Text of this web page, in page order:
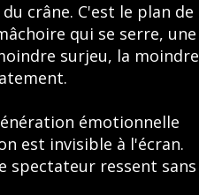
crâne. C'est le plan de
qui se serre, une
surjeu, la moindre
émotionnelle
est invisible à l'écran.
spectateur ressent sans